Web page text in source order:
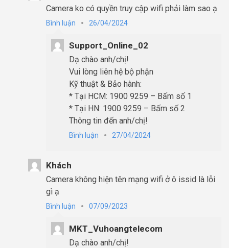
Camera ko có quyền truy cập wifi phải làm sao ạ
Bình luận 26/04/2024
Support_Online_02
Dạ chào anh/chị!
Vui lòng liên hệ bộ phận
Kỹ thuật & Bảo hành:
* Tại HCM: 1900 9259 – Bấm số 1
* Tại HN: 1900 9259 – Bấm số 2
Thông tin đến anh/chị!
Bình luận 27/04/2024
Khách
Camera không hiện tên mạng wifi ở ô issid là lỗi
gì ạ
Bình luận 07/09/2023
MKT_Vuhoangtelecom
Dạ chào anh/chị!